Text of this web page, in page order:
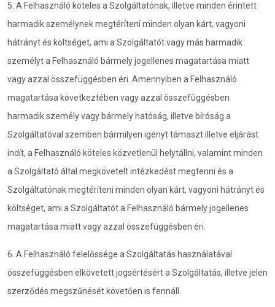
5. A Felhasználó köteles a Szolgáltatónak, illetve minden érintett
harmadik személynek megtéríteni minden olyan kárt, vagyoni
hátrányt és költséget, ami a Szolgáltatót vagy más harmadik
személyt a Felhasználó bármely jogellenes magatartása miatt
vagy azzal összefüggésben éri. Amennyiben a Felhasználó
magatartása következtében vagy azzal összefüggésben
harmadik személy vagy bármely hatóság, illetve bíróság a
Szolgáltatóval szemben bármilyen igényt támaszt illetve eljárást
indít, a Felhasználó köteles közvetlenül helytállni, valamint minden
a Szolgáltató által megkövetelt intézkedést megtenni és a
Szolgáltatónak megtéríteni minden olyan kárt, vagyoni hátrányt és
költséget, ami a Szolgáltatót a Felhasználó bármely jogellenes
magatartása miatt vagy azzal összefüggésben éri.
6. A Felhasználó felelőssége a Szolgáltatás használatával
összefüggésben elkövetett jogsértésért a Szolgáltatás, illetve jelen
szerződés megszűnését követően is fennáll.